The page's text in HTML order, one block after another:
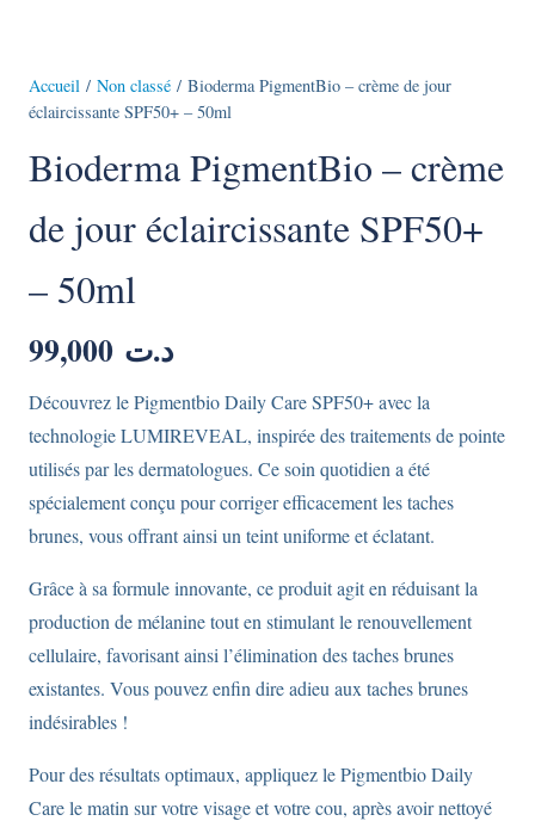
Accueil / Non classé / Bioderma PigmentBio – crème de jour
éclaircissante SPF50+ – 50ml
Bioderma PigmentBio – crème
de jour éclaircissante SPF50+
– 50ml
د.ت
Découvrez le Pigmentbio Daily Care SPF50+ avec la
technologie LUMIREVEAL, inspirée des traitements de pointe
utilisés par les dermatologues. Ce soin quotidien a été
spécialement conçu pour corriger efficacement les taches
brunes, vous offrant ainsi un teint uniforme et éclatant.
Grâce à sa formule innovante, ce produit agit en réduisant la
production de mélanine tout en stimulant le renouvellement
cellulaire, favorisant ainsi l’élimination des taches brunes
existantes. Vous pouvez enfin dire adieu aux taches brunes
indésirables !
Pour des résultats optimaux, appliquez le Pigmentbio Daily
Care le matin sur votre visage et votre cou, après avoir nettoyé